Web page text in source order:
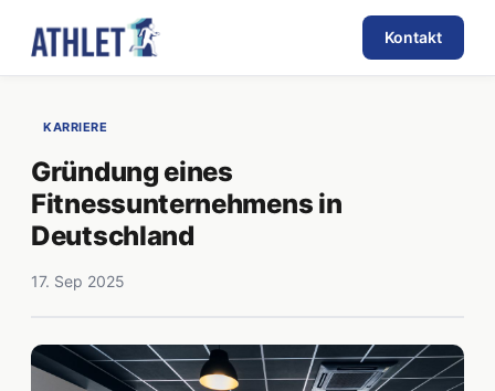
Kontakt
KARRIERE
Gründung eines
Fitnessunternehmens in
Deutschland
17. Sep 2025